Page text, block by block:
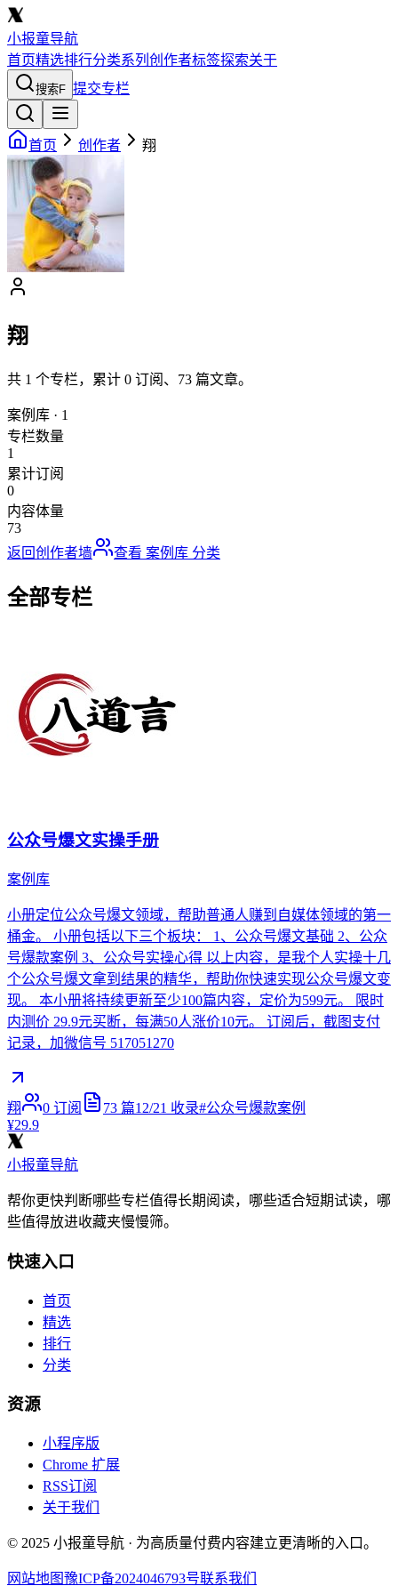
小报童导航
首页精选排行分类系列 创作者标签探索关于
搜索F 提交专栏
首页 创作者 翔
翔
共 1 个专栏，累计 0 订阅、 73 篇文章。
案例库 · 1
专栏数量
1
累计订阅
0
内容体量
73
返回创作者墙
查看 案例库 分类
全部专栏
公众号爆文实操手册
案例库
小册定位公众号爆文领域，帮助普通人赚到自媒体领域的第一
桶金。 小册包括以下三个板块： 1、公众号爆文基础 2、公众
号爆款案例 3、公众号实操心得 以上内容，是我个人实操十几
个公众号爆文拿到结果的精华，帮助你快速实现公众号爆文变
现。 本小册将持续更新至少100篇内容，定价为599元。 限时
内测价 29.9元买断，每满50人涨价10元。 订阅后，截图支付
记录，加微信号 517051270
翔 0 订阅 73 篇12/21 收录#公众号爆款案例
¥29.9
小报童导航
帮你更快判断哪些专栏值得长期阅读，哪些适合短期试读，哪
些值得放进收藏夹慢慢筛。
快速入口
首页
精选
排行
分类
资源
小程序版
Chrome 扩展
RSS订阅
关于我们
© 2025 小报童导航 · 为高质量付费内容建立更清晰的入口。
网站地图豫ICP备2024046793号联系我们